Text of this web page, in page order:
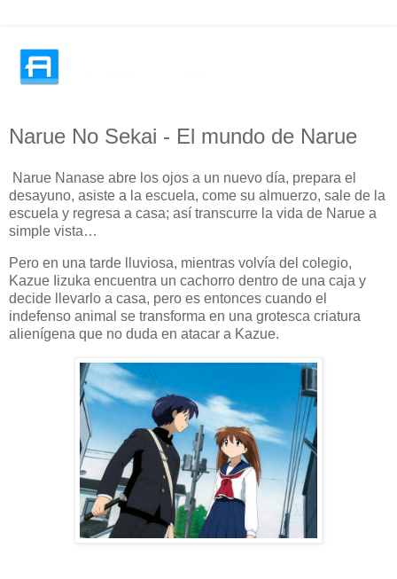
Narue No Sekai - El mundo de Narue
Narue Nanase abre los ojos a un nuevo día, prepara el
desayuno, asiste a la escuela, come su almuerzo, sale de la
escuela y regresa a casa; así transcurre la vida de Narue a
simple vista…
Pero en una tarde lluviosa, mientras volvía del colegio,
Kazue Iizuka encuentra un cachorro dentro de una caja y
decide llevarlo a casa, pero es entonces cuando el
indefenso animal se transforma en una grotesca criatura
alienígena que no duda en atacar a Kazue.